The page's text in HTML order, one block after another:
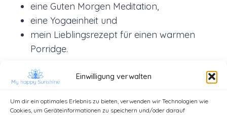
Einwilligung verwalten
Um dir ein optimales Erlebnis zu bieten, verwenden wir Technologien wie
Cookies, um Geräteinformationen zu speichern und/oder darauf
eine Guten Morgen Meditation,
eine Yogaeinheit und
mein Lieblingsrezept für einen warmen
Porridge.
Mehr erfahren